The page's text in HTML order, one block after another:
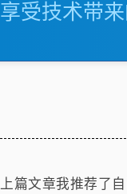
享受技术带
上篇文章我推荐了